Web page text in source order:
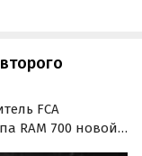
FCA
RAM 700 новой